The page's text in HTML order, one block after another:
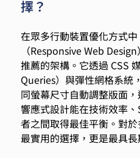
擇？
在眾多行動裝置優化方式
（Responsive Web
推薦的架構。它透過 CSS
Queries）與彈性網格系統
同螢幕尺寸自動調整版面
響應式設計能在技術效率
者之間取得最佳平衡。對
最實用的選擇，更是最具